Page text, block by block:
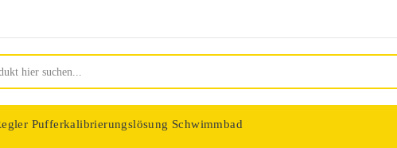
Pufferkalibrierungslösung Schwimmbad